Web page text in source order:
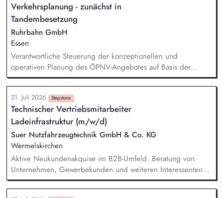
Ergebnisbeitrag und Kundenakzeptanz und leitest daraus
Maßnahmen ab. Du analysierst Kundenbedürfnisse,
Marktpotenziale, Wettbewerbsstrategien sowie technische und
energiewirtschaftliche Entwicklungen und übersetzt sie in
Produktstrategien, Business Cases und Roadmaps.
Verkehrsplanung - zunächst in
Tandembesetzung
Ruhrbahn GmbH
Essen
Verantwortliche Steuerung der konzeptionellen und
operativen Planung des ÖPNV-Angebotes auf Basis der
Nahverkehrspläne der Städte Essen und Mülheim an der
Ruhr. Strategische und operative Weiterentwicklung der
Fahrplanung und das Hand in Hand mit der Digitalisierung
und Weiterentwicklung der Fähigkeiten des Teams.
Sicherstellung der kundenorientierten, vernetzten und
wirtschaftlichen Angebotsqualität durch eine adäquate
Planung – von der Strategie bis in die operative
Fahrplanung, einschließlich Baustellen und Kurzfrist-
Maßnahmen.
21. Juli 2026 Stepstone
Technischer Vertriebsmitarbeiter
Ladeinfrastruktur (m/w/d)
Suer Nutzfahrzeugtechnik GmbH & Co. KG
Wermelskirchen
Aktive Neukundenakquise im B2B-Umfeld. Beratung von
Unternehmen, Gewerbekunden und weiteren Interessenten
rund um Ladeinfrastruktur und Ladesäulen. Analyse
individueller Kundenanforderungen und Entwicklung